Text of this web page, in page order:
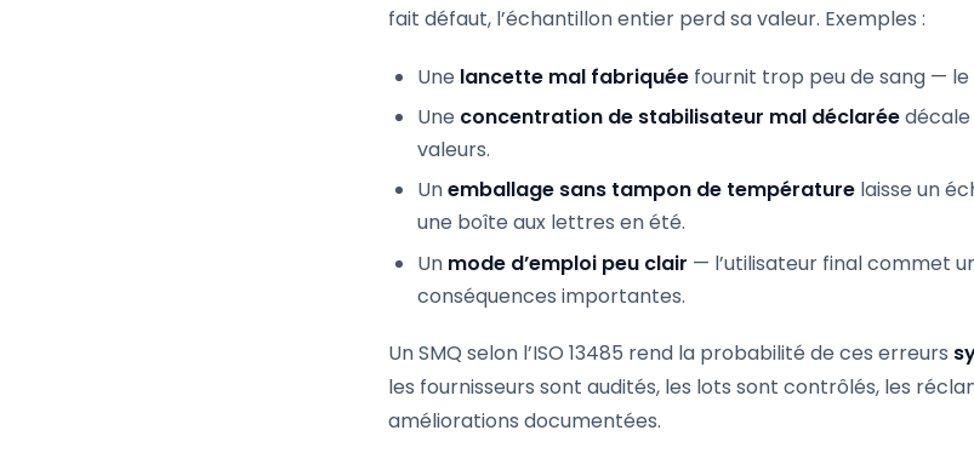
fait défaut, l’échantillon entier perd sa valeur. Exemples :
Une lancette mal fabriquée fournit trop peu de sang —
Une concentration de stabilisateur mal déclarée
valeurs.
Unemballage sans tampon de température laisse un
une boîte aux lettres en été.
Un mode d’emploi peu clair — l’utilisateur final commet
conséquences importantes.
Un SMQ selon l’ISO 13485 rend la probabilité de ces erreurs
les fournisseurs sont audités, les lots sont contrôlés, les
améliorations documentées.